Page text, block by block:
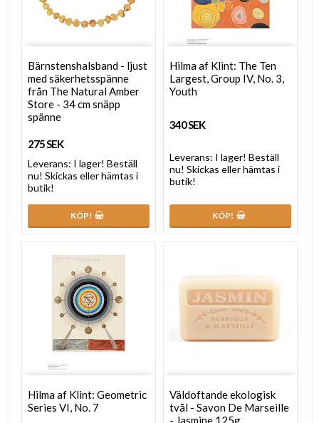
Bärnstenshalsband - ljust
med säkerhetsspänne
från The Natural Amber
Store - 34 cm snäpp
spänne
275 SEK
Leverans: I lager! Beställ
nu! Skickas eller hämtas i
butik!
KÖP!
Hilma af Klint: The Ten
Largest, Group IV, No. 3,
Youth
340 SEK
Leverans: I lager! Beställ
nu! Skickas eller hämtas i
butik!
KÖP!
Hilma af Klint: Geometric
Series VI, No. 7
Väldoftande ekologisk
tvål - Savon De Marseille
- Jasmine 125g